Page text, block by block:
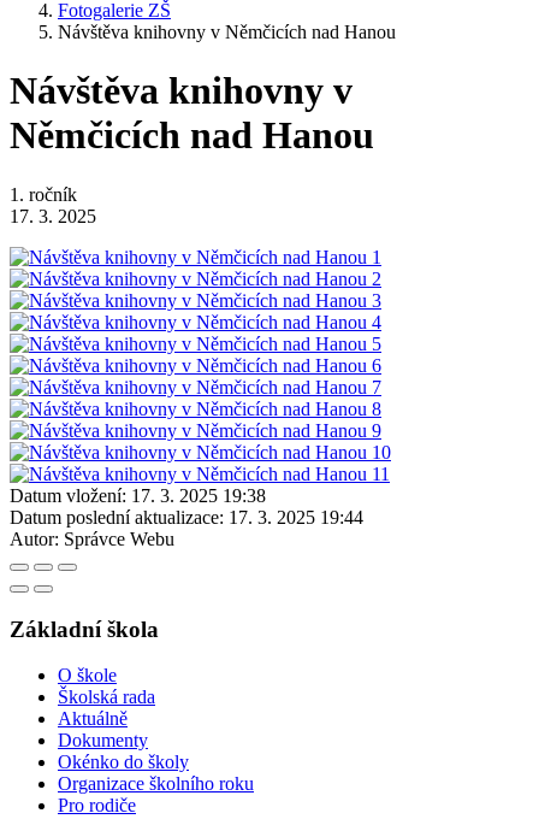
Fotogalerie ZŠ
Návštěva knihovny v Němčicích nad Hanou
Návštěva knihovny v
Němčicích nad Hanou
1. ročník
17. 3. 2025
Datum vložení: 17. 3. 2025 19:38
Datum poslední aktualizace: 17. 3. 2025 19:44
Autor: Správce Webu
Základní škola
O škole
Školská rada
Aktuálně
Dokumenty
Okénko do školy
Organizace školního roku
Pro rodiče